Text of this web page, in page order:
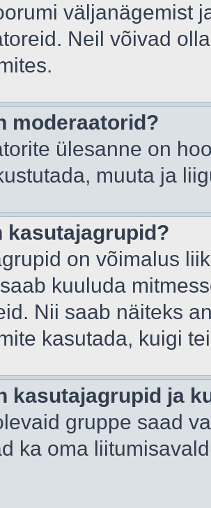
väljanägemist
Neil võivad
moderaatorid?
ülesanne on
muuta ja
kasutajagrupid?
on võimalus
kuuluda
Nii saab näiteks
kasutada, kuigi
kasutajagrupid ja
gruppe saad
ka oma